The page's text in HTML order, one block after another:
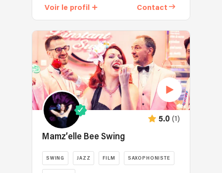
Voir le profil Contact
5.0 (1)
Mamz’elle Bee Swing
SWING JAZZ FILM SAXOPHONISTE